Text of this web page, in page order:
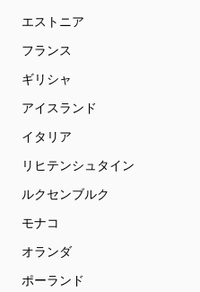
エストニア
フランス
ギリシャ
アイスランド
イタリア
リヒテンシュタイン
ルクセンブルク
モナコ
オランダ
ポーランド